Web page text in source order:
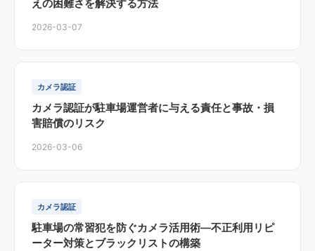
えの困難さを解決する方法
2026-03-07
カメラ認証
カメラ認証が駐車場運営者に与える責任と事故・損
害賠償のリスク
2026-03-06
カメラ認証
駐車場の常習犯を防ぐカメラ活用術—不正利用リピ
ーター対策とブラックリストの構築